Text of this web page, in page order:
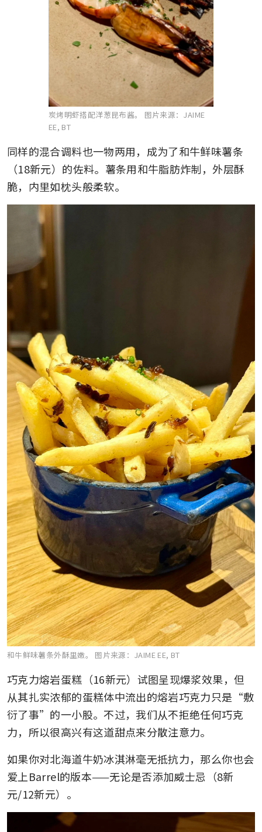
炭烤明虾搭配洋葱昆布酱。 图片来源：JAIME
EE, BT
同样的混合调料也一物两用，成为了和牛鲜味薯条
（18新元）的佐料。薯条用和牛脂肪炸制，外层酥
脆，内里如枕头般柔软。
和牛鲜味薯条外酥里嫩。 图片来源：JAIME EE, BT
巧克力熔岩蛋糕（16新元）试图呈现爆浆效果，但
从其扎实浓郁的蛋糕体中流出的熔岩巧克力只是“敷
衍了事”的一小股。不过，我们从不拒绝任何巧克
力，所以很高兴有这道甜点来分散注意力。
如果你对北海道牛奶冰淇淋毫无抵抗力，那么你也会
爱上Barrel的版本——无论是否添加威士忌（8新
元/12新元）。